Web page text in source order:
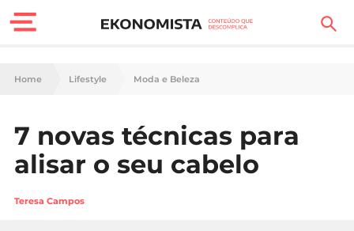
Finanças Pessoais
Carreira
Home Lifestyle Moda e Beleza
7 novas técnicas para
alisar o seu cabelo
Teresa Campos